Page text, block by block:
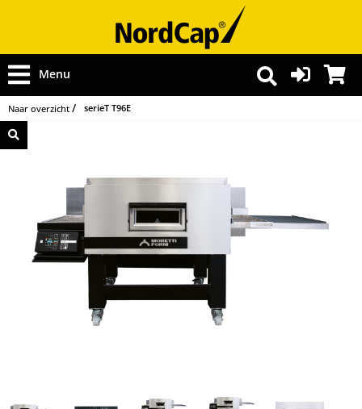
Menu
Naar overzicht serieT T96E